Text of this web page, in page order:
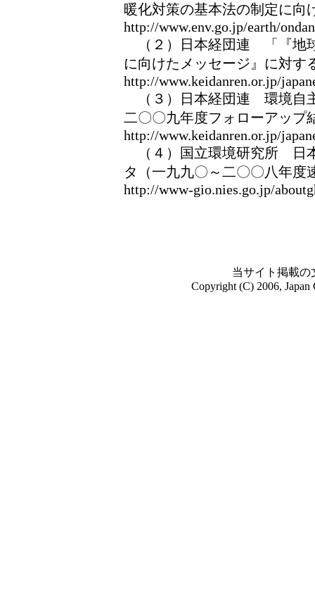
暖化対策の基本法の制定に向
http://www.env.go.jp/earth/
（２）日本経団連 「『地
に向けたメッセージ』に対す
http://www.keidanren.or.jp/
（３）日本経団連 環境自
二〇〇九年度フォローアップ
http://www.keidanren.or.jp/
（４）国立環境研究所 日
タ（一九九〇～二〇〇八年度
http://www-gio.nies.go.jp/
当サイト掲載の
Copyright (C) 2006, Japan